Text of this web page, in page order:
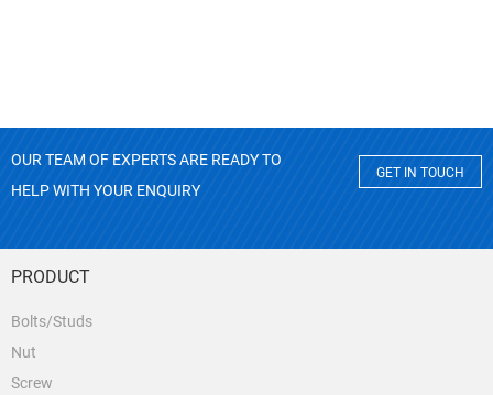
OUR TEAM OF EXPERTS ARE READY TO
HELP WITH YOUR ENQUIRY
GET IN TOUCH
PRODUCT
Bolts/Studs
Nut
Screw